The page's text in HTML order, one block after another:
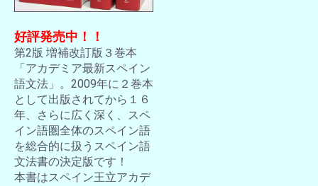
好評発売中！！
第2版 増補改訂版３巻本
「アカデミア最新スペイン
語文法」。2009年に２巻本
として出版されてから１６
年、さらに広く深く、スペ
イン語圏全体のスペイン語
を総合的に扱うスペイン語
文法書の決定版です！
本書はスペイン王立アカデ